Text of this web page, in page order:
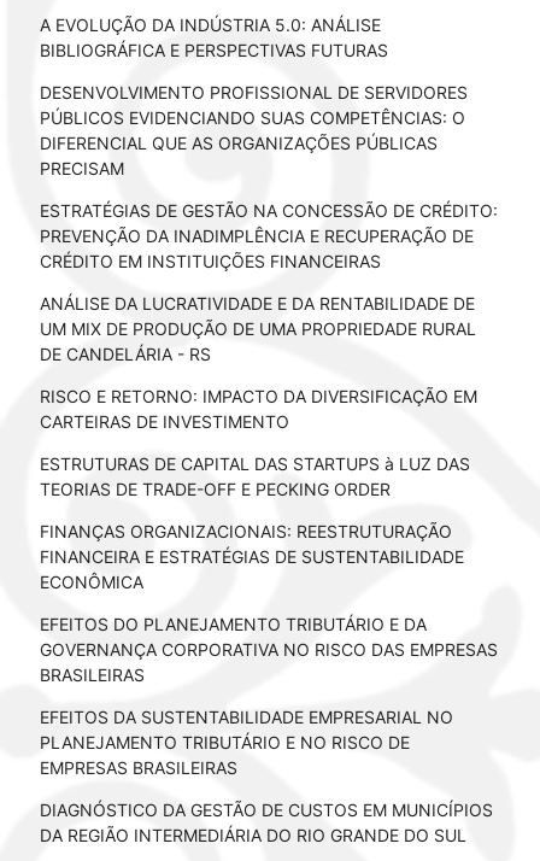
A EVOLUÇÃO DA INDÚSTRIA 5.0: ANÁLISE
BIBLIOGRÁFICA E PERSPECTIVAS FUTURAS
DESENVOLVIMENTO PROFISSIONAL DE SERVIDORES
PÚBLICOS EVIDENCIANDO SUAS COMPETÊNCIAS: O
DIFERENCIAL QUE AS ORGANIZAÇÕES PÚBLICAS
PRECISAM
ESTRATÉGIAS DE GESTÃO NA CONCESSÃO DE CRÉDITO:
PREVENÇÃO DA INADIMPLÊNCIA E RECUPERAÇÃO DE
CRÉDITO EM INSTITUIÇÕES FINANCEIRAS
ANÁLISE DA LUCRATIVIDADE E DA RENTABILIDADE DE
UM MIX DE PRODUÇÃO DE UMA PROPRIEDADE RURAL
DE CANDELÁRIA - RS
RISCO E RETORNO: IMPACTO DA DIVERSIFICAÇÃO EM
CARTEIRAS DE INVESTIMENTO
ESTRUTURAS DE CAPITAL DAS STARTUPS à LUZ DAS
TEORIAS DE TRADE-OFF E PECKING ORDER
FINANÇAS ORGANIZACIONAIS: REESTRUTURAÇÃO
FINANCEIRA E ESTRATÉGIAS DE SUSTENTABILIDADE
ECONÔMICA
EFEITOS DO PLANEJAMENTO TRIBUTÁRIO E DA
GOVERNANÇA CORPORATIVA NO RISCO DAS EMPRESAS
BRASILEIRAS
EFEITOS DA SUSTENTABILIDADE EMPRESARIAL NO
PLANEJAMENTO TRIBUTÁRIO E NO RISCO DE
EMPRESAS BRASILEIRAS
DIAGNÓSTICO DA GESTÃO DE CUSTOS EM MUNICÍPIOS
DA REGIÃO INTERMEDIÁRIA DO RIO GRANDE DO SUL